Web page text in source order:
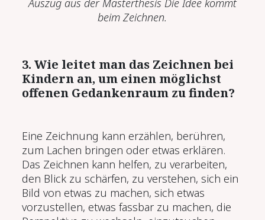
beim Zeichnen.
3. Wie leitet man das Zeichnen bei
Kindern an, um einen möglichst
offenen Gedankenraum zu finden?
Eine Zeichnung kann erzählen, berühren,
zum Lachen bringen oder etwas erklären.
Das Zeichnen kann helfen, zu verarbeiten,
den Blick zu schärfen, zu verstehen, sich ein
Bild von etwas zu machen, sich etwas
vorzustellen, etwas fassbar zu machen, die